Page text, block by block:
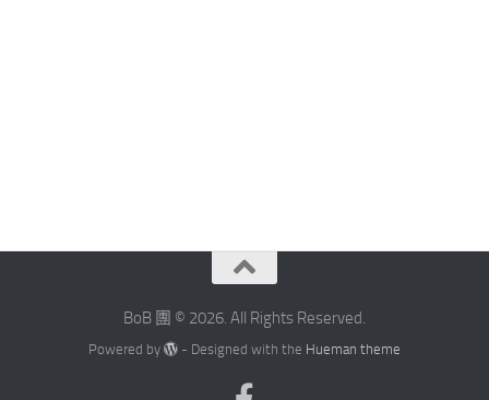
BoB 團 © 2026. All Rights Reserved.
Powered by - Designed with the Hueman theme